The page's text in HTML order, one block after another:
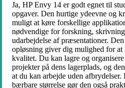
Ja, HP Envy 14 er godt egnet til
opgaver. Den hurtige ydeevne og
muligt at køre forskellige
nødvendige for forskning,
udarbejdelse af præsentationer.
opløsning giver dig mulighed for
kvalitet. Du kan lagre og
projekter på dens lagerplads, og
at du kan arbejde uden
bærbare størrelse gør den også